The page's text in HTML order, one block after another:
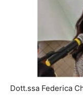
Dott.ssa Federica